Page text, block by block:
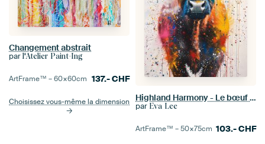
Changement abstrait
par l'Atelier Paint-Ing
ArtFrame™ –60×60cm 137.-CHF
Choisissez vous-même la dimension Highland Harmony - Le bœuf pittoresque en couleurs - Scottish Highlander
par Eva Lee
ArtFrame™ –50×75cm 103.-CHF